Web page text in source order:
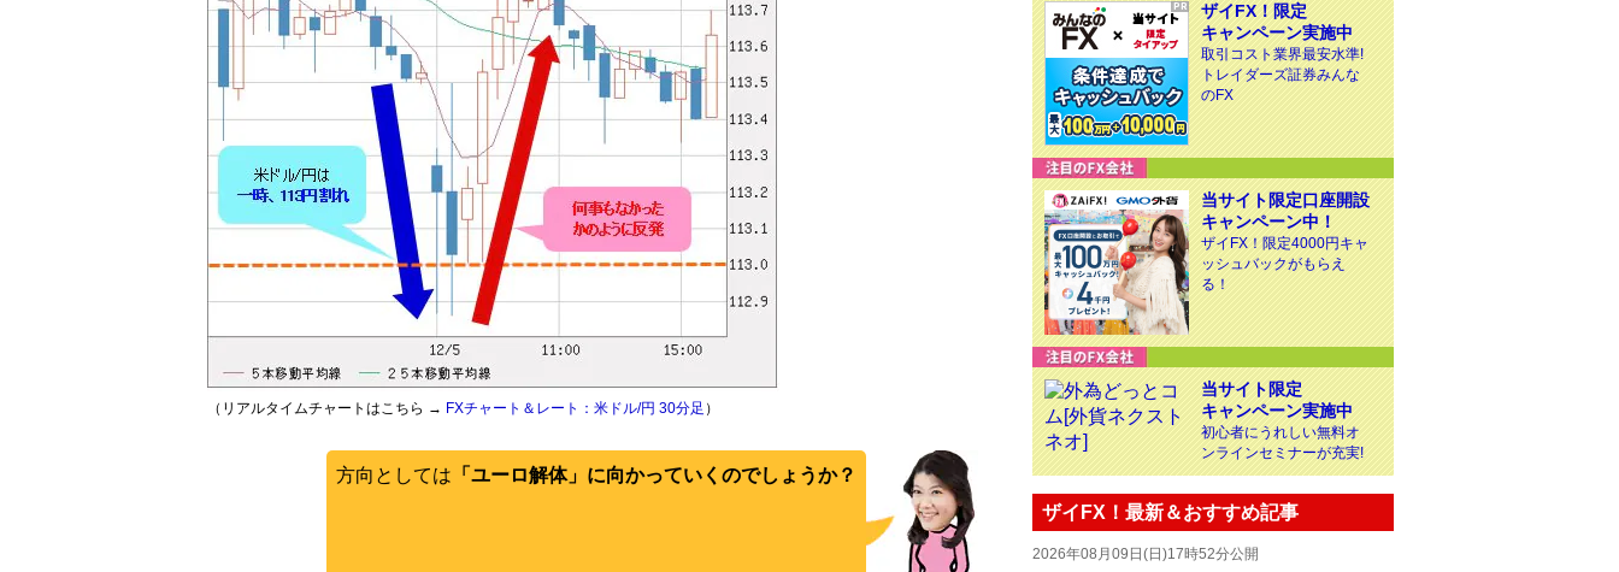
（リアルタイムチャートはこちら → FXチャート＆レート：米ドル/円 30分足 ）
方向としては 「ユーロ解体」に向かっていくのでしょうか？
ザイFX！限定
キャンペーン実施中
取引コスト業界最安水準!
トレイダーズ証券みんな
のFX
当サイト限定口座開設
キャンペーン中！
ザイFX！限定4000円キャ
ッシュバックがもらえ
る！
当サイト限定
キャンペーン実施中
初心者にうれしい無料オ
ンラインセミナーが充実!
ザイFX！最新＆おすすめ記事
2026年08月09日(日)17時52分公開